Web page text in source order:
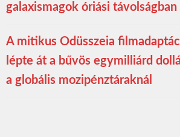
galaxismagok óriási távolságban
A mitikus Odüsszeia
lépte át a bűvös egymilliárd
a globális mozipénztáraknál